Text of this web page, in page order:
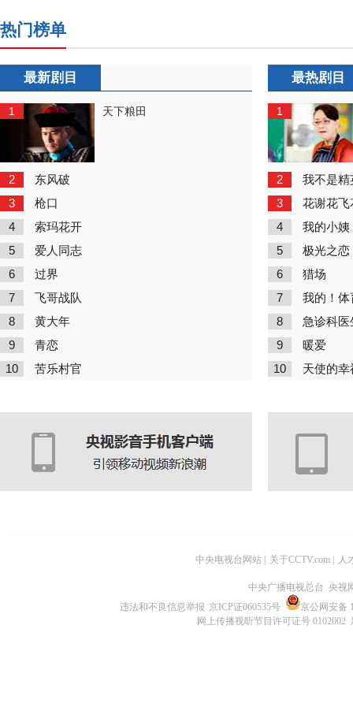
热门榜单
最新剧目
1 天下粮田
2 东风破
3 枪口
4 索玛花开
5 爱人同志
6 过界
7 飞哥战队
8 黄大年
9 青恋
10 苦乐村官
最热剧目
1
2 我不是精
3 花谢花飞
4 我的小姨
5 极光之恋
6 猎场
7 我的！体
8 急诊科医
9 暖爱
10 天使的幸
中央电视台网站 关于CCTV.com 人
中央广播电视总台 央视
违法和不良信息举报 京ICP证060535号
京公网安备
网上传播视听节目许可证号 0102002